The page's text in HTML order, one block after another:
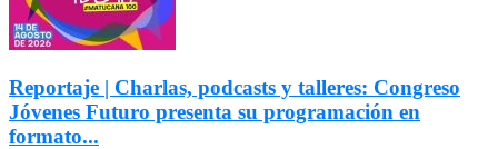
Reportaje | Charlas, podcasts y talleres: Congreso
Jóvenes Futuro presenta su programación en
formato...